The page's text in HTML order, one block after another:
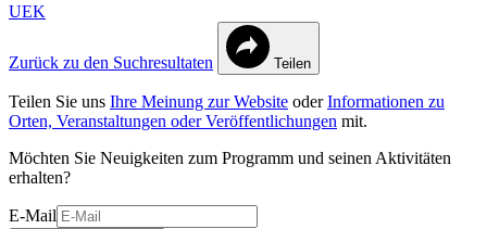
UEK
Zurück zu den Suchresultaten Teilen
Teilen Sie uns Ihre Meinung zur Website oderInformationen zu
Orten, Veranstaltungen oder Veröffentlichungen mit.
Möchten Sie Neuigkeiten zum Programm und seinen Aktivitäten
erhalten?
E-Mail